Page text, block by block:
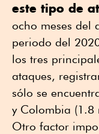
este tipo de
ocho meses del
periodo del
los tres
ataques,
sólo se
y Colombia (1.8
Otro factor